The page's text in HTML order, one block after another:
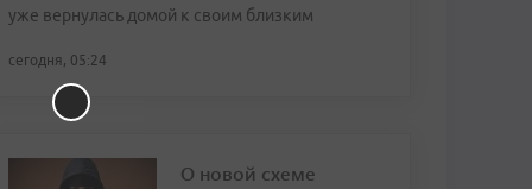
уже вернулась домой к своим близким
сегодня, 05:24
О новой схеме